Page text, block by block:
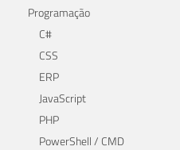
Programação
C#
CSS
ERP
JavaScript
PHP
PowerShell / CMD